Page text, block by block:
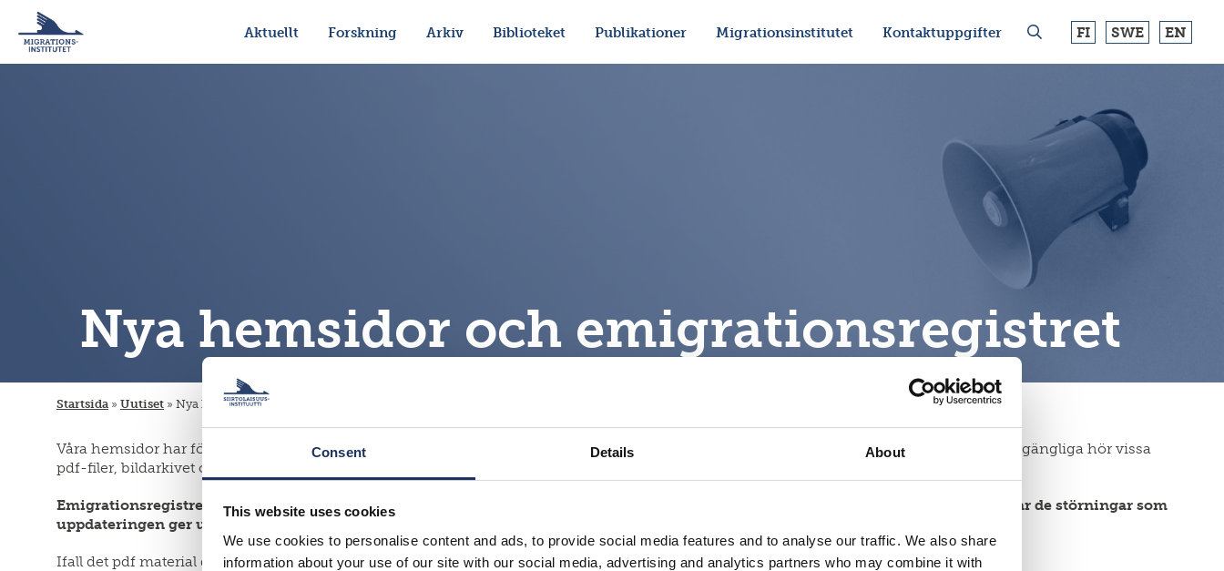
Consent Details About
This website uses cookies
We use cookies to personalise content and ads, to provide social media features and to analyse our traffic. We also share
information about your use of our site with our social media, advertising and analytics partners who may combine it with
Aktuellt Forskning Arkiv Biblioteket Publikationer Migrationsinstitutet Kontaktuppgifter FI SWE EN
Nya hemsidor och emigrationsregistret
Startsida » Uutiset » Nya hemsidor och emigrationsregistret
Våra hemsidor har förnyades. Under denna process är en del av materialen på vår hemsida inte tillgängliga. Till de material som inte är tillgängliga hör vissa
pdf-filer, bildarkivet och emigrationsregistret.
Emigrationsregistret är ur bruk under början av år 2020 på grund av föråldrad teknik. Tjänsten är i bruk igen hösten 2020. Vi beklagar de störningar som
uppdateringen ger upphov till för registerns användare.
Ifall det pdf material du behöver och inte hittar på hemsidan, tag kontakt: info@siirtolaisuusinstituutti.fi